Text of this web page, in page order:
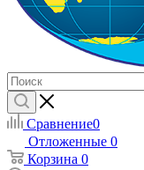
Сравнение0
Отложенные 0
Корзина 0